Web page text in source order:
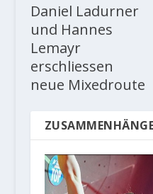
Daniel Ladurner
und Hannes
Lemayr
erschliessen
neue Mixedroute